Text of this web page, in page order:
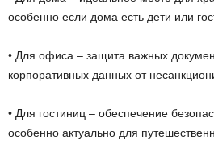
особенно если дома есть дети или
• Для офиса – защита важных
корпоративных данных от
• Для гостиниц – обеспечение
особенно актуально для